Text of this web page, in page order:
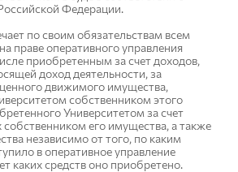
Федерации.
по своим обязательствам всем
праве оперативного управления
приобретенным за счет доходов,
доход деятельности, за
движимого имущества,
собственником этого
Университетом за счет
его имущества, а также
независимо от того, по каким
в оперативное управление
каких средств оно приобретено.